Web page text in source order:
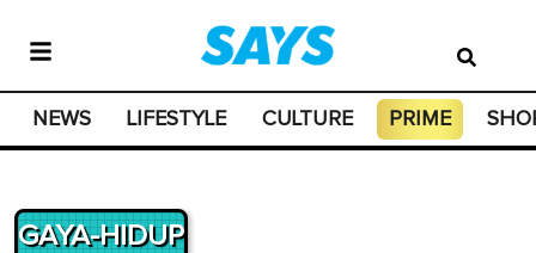
NEWS LIFESTYLE CULTURE PRIME
GAYA-HIDUP